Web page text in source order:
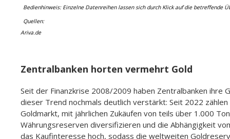
Bedienhinweis: Einzelne Datenreihen lassen sich durch Klick auf die betreffende
Quellen:
Ariva.de
Datum/Produktname Gold - Daten normiert auf
02.03.2026 926,72
01.03.2026 926,16